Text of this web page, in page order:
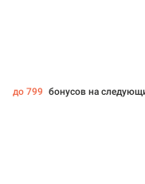
до 799 бонусов на